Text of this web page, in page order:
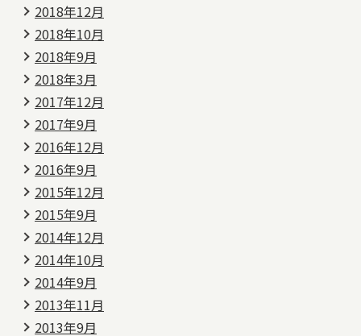
2018年12月
2018年10月
2018年9月
2018年3月
2017年12月
2017年9月
2016年12月
2016年9月
2015年12月
2015年9月
2014年12月
2014年10月
2014年9月
2013年11月
2013年9月